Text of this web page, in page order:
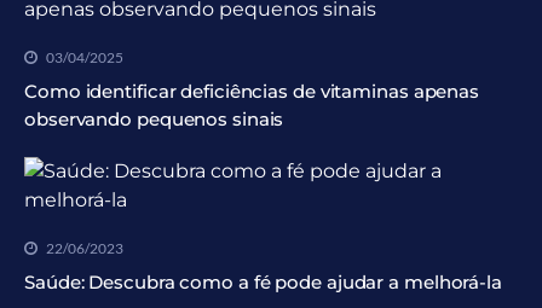
03/04/2025
Como identificar deficiências de vitaminas apenas
observando pequenos sinais
22/06/2023
Saúde: Descubra como a fé pode ajudar a melhorá-la